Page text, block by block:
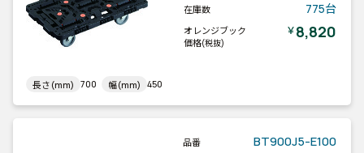
在庫数 775台
オレンジブック
価格(税抜)
￥8,820
長さ(mm) 700 幅(mm) 450
品番 BT900J5-E100